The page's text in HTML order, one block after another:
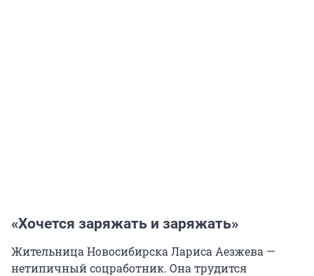
«Хочется заряжать и заряжать»
Жительница Новосибирска Лариса Аезжева —
нетипичный соцработник. Она трудится